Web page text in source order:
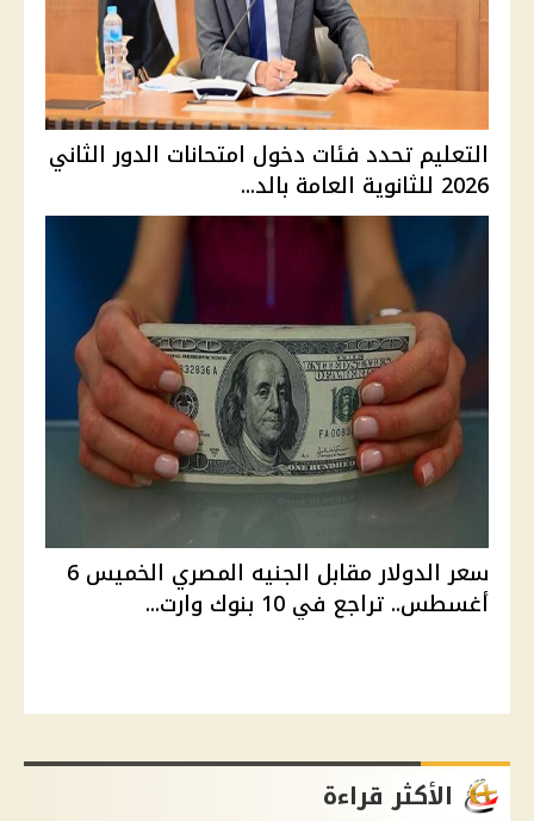
التعليم تحدد فئات دخول امتحانات الدور الثاني
2026 للثانوية العامة بالد...
سعر الدولار مقابل الجنيه المصري الخميس 6
أغسطس.. تراجع في 10 بنوك وارت...
الأكثر قراءة